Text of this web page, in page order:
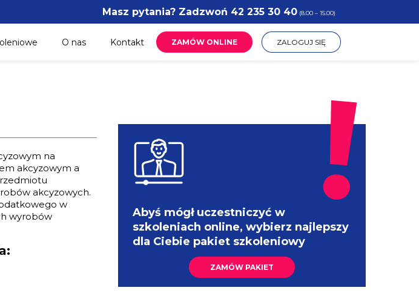
Masz pytania? Zadzwoń 42 235 30 40(8.00 – 15.00)
O nas Kontakt ZAMÓW ONLINE ZALOGUJ SIĘ
na
akcyzowym a
akcyzowych.
w
wyrobów
Abyś mógł uczestniczyć w
szkoleniach online, wybierz najlepszy
dla Ciebie pakiet szkoleniowy
ZAMÓW PAKIET